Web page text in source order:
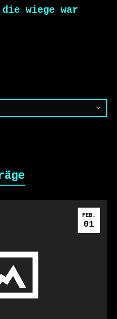
wiege war
FEB.
01